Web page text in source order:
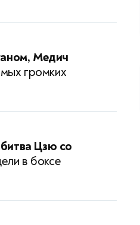
Медич
громких
Цзю со
в боксе